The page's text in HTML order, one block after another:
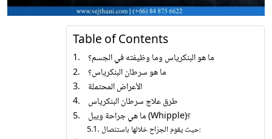
Table of Contents
ما هو البنكرياس وما وظيفته في الجسم؟
ما هو سرطان البنكرياس؟
الأعراض المحتملة
طرق علاج سرطان البنكرياس
ما هي جراحة ويبل (Whipple)؟
حيث يقوم الجرّاح خلالها باستئصال: